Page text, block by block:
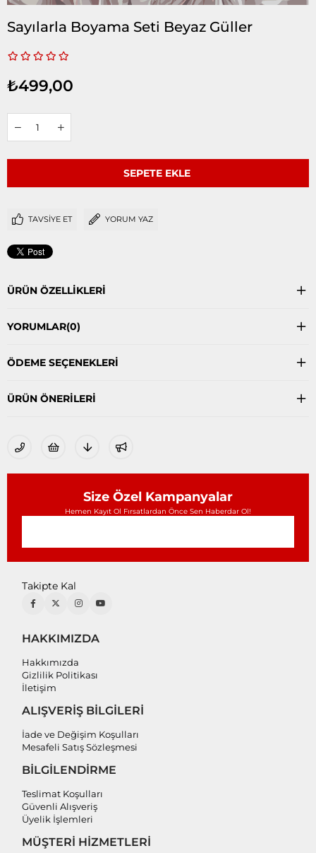
Sayılarla Boyama Seti Beyaz Güller
₺499,00
TAVSIYE ET YORUM YAZ
ÜRÜN ÖZELLIKLERI
YORUMLAR(0)
ÖDEME SEÇENEKLERI
ÜRÜN ÖNERILERI
Size Özel Kampanyalar
Hemen Kayıt Ol Fırsatlardan Önce Sen Haberdar Ol!
Takipte Kal
HAKKIMIZDA
Hakkımızda
Gizlilik Politikası
İletişim
ALIŞVERİŞ BİLGİLERİ
İade ve Değişim Koşulları
Mesafeli Satış Sözleşmesi
BİLGİLENDİRME
Teslimat Koşulları
Güvenli Alışveriş
Üyelik İşlemleri
MÜŞTERİ HİZMETLERİ